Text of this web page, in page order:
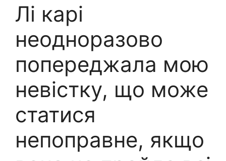
Лі карі
неодноразово
попереджала мою
невістку, що може
статися
непоправне, якщо